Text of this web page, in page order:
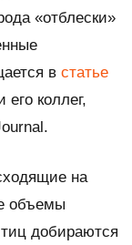
«отблески»
в статье
коллег,
.
на
объемы
добираются